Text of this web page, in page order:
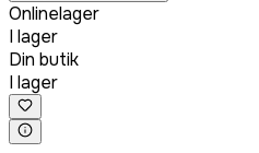
Onlinelager
I lager
Din butik
I lager